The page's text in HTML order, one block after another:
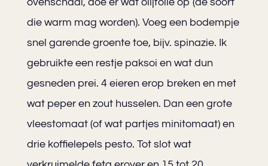
die warm mag worden). Voeg een bodempje
snel garende groente toe, bijv. spinazie. Ik
gebruikte een restje paksoi en wat dun
gesneden prei. 4 eieren erop breken en met
wat peper en zout husselen. Dan een grote
vleestomaat (of wat partjes minitomaat) en
drie koffielepels pesto. Tot slot wat